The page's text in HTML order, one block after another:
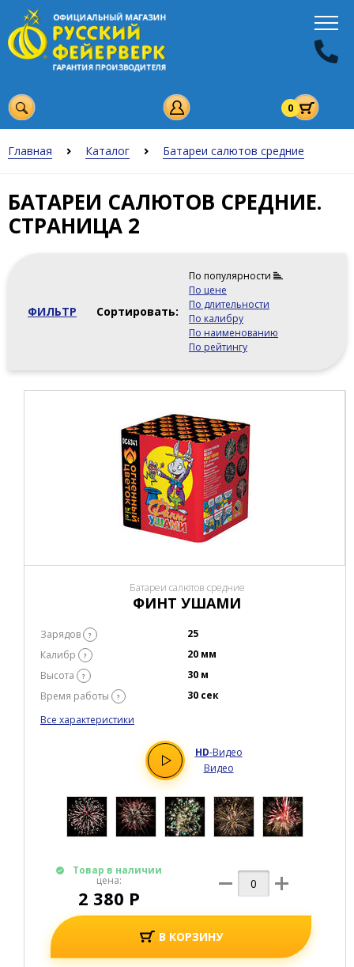
0
Главная Каталог Батареи салютов средние
БАТАРЕИ САЛЮТОВ СРЕДНИЕ.
СТРАНИЦА 2
ФИЛЬТР Сортировать:
По популярности
По цене
По длительности
По калибру
По наименованию
По рейтингу
Батареи салютов средние
ФИНТ УШАМИ
Зарядов ?
25
Калибр
?
20 мм
Высота
?
30 м
Время работы
?
30 сек
Все характеристики
HD-Видео
Видео
Товар в наличии
цена:
2 380 Р
В КОРЗИНУ